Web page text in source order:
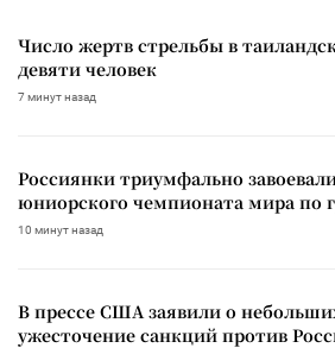
Число жертв стрельбы в
девяти человек
7 минут назад
Россиянки триумфально
юниорского чемпионата мира по
10 минут назад
В прессе США заявили о
ужесточение санкций против